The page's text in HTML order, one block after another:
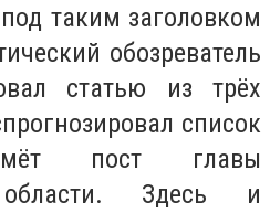
таким заголовком
обозреватель
статью из трёх
список
пост главы
области. Здесь и